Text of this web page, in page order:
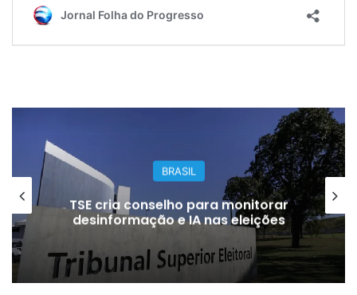
BRASIL
TSE cria conselho para monitorar
desinformação e IA nas eleições